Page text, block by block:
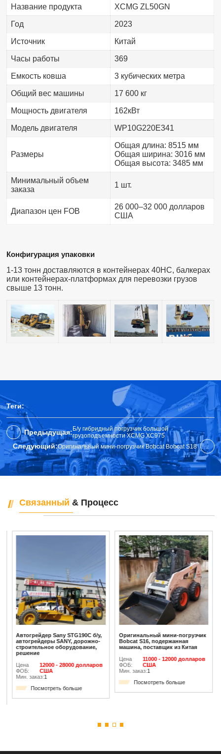
Название продукта XCMG ZL50GN
Год 2023
Источник Китай
Часы работы 369
Емкость ковша 3 кубических метра
Общий вес машины 17 600 кг
Мощность двигателя 162кВт
Модель двигателя WP10G220E341
Размеры
Общая длина: 8515 мм
Общая ширина: 3016 мм
Общая высота: 3485 мм
Минимальный объем
заказа
1 шт.
Диапазон цен FOB
26 000–32 000 долларов
США
Конфигурация упаковки
1-13 тонн доставляются в контейнерах 40HC, балкерах
или контейнерах-платформах для перевозки грузов
свыше 13 тонн.
Теги:
Предыдущая: Б/у гибридный погрузчик большой
грузоподъемности XCMG XC975
Следующий:Оригинальный мини-погрузчик Bobcat Bobcat S18
Связанный & Процесс
Автогрейдер Sany STG190C б/у,
автогрейдеры SANY, дорожно-
строительное оборудование,
решение
Цена
ФОБ:
12000 - 28000 долларов
США
Мин. заказ:1
Посмотреть больше
Оригинальный мини-погрузчик
Bobcat S16, подержанная
машина, поставщик из Китая
Цена
ФОБ:
11000 - 12000 долларов
США
Мин. заказ:1
Посмотреть больше